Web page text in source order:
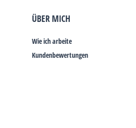
ÜBER MICH
Wie ich arbeite
Kundenbewertungen